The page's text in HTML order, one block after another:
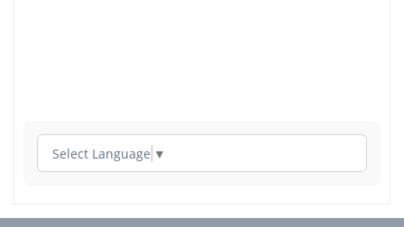
Select Language ▼